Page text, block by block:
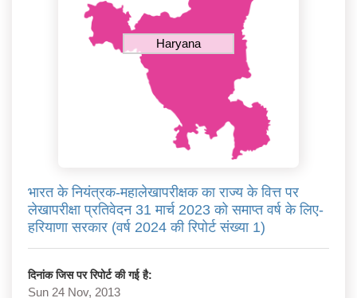
Haryana
भारत के नियंत्रक-महालेखापरीक्षक का राज्य के वित्त पर
लेखापरीक्षा प्रतिवेदन 31 मार्च 2023 को समाप्त वर्ष के लिए-
हरियाणा सरकार (वर्ष 2024 की रिपोर्ट संख्या 1)
दिनांक जिस पर रिपोर्ट की गई है:
Sun 24 Nov, 2013